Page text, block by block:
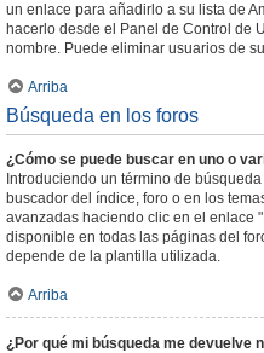
un enlace para añadirlo a su lista de
hacerlo desde el Panel de Control de
nombre. Puede eliminar usuarios de
Arriba
Búsqueda en los foros
¿Cómo se puede buscar en uno o
Introduciendo un término de
buscador del índice, foro o en los
avanzadas haciendo clic en el enlace
disponible en todas las páginas del
depende de la plantilla utilizada.
Arriba
¿Por qué mi búsqueda me devuelve